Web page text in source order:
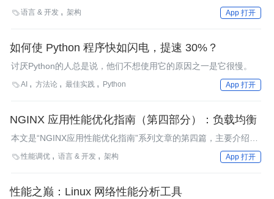
应用程序层面的调优等角度介绍了针对常规用途Web服务器，尤其
是nginx进行性能优化的思路。文章共分为上下两篇，上篇主要介
及应用程序等方面的措施和建议。
语言 & 开发 架构 App 打开
如何使 Python 程序快如闪电，提速 30%？
讨厌Python的人总是说，他们不想使用它的原因之一是它很慢。
AI 方法论 最佳实践 Python App 打开
NGINX 应用性能优化指南（第四部分）：负载均衡
本文是“NGINX应用性能优化指南”系列文章的第四篇，主要介绍了
如何从负载均衡方面实现NGINX应用性能优化。
性能调优 语言 & 开发 架构 App 打开
性能之巅：Linux 网络性能分析工具